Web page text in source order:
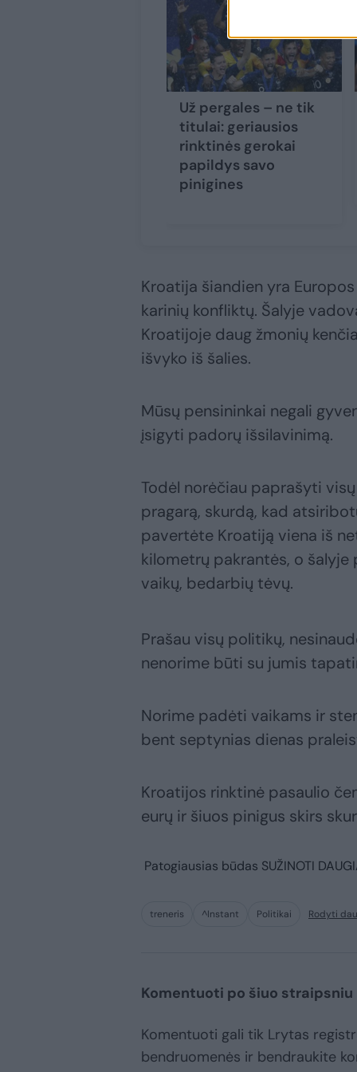
Už pergales – ne tik
titulai: geriausios
rinktinės gerokai
papildys savo
pinigines
Kroatija šiandien yra
karinių konfliktų. Šalyje
Kroatijoje daug žmonių
išvyko iš šalies.
Mūsų pensininkai negali
įsigyti padorų išsilavinimą.
Todėl norėčiau paprašyti
pragarą, skurdą, kad
pavertėte Kroatiją viena iš
kilometrų pakrantės, o šalyje
vaikų, bedarbių tėvų.
Prašau visų politikų,
nenorime būti su jumis
Norime padėti vaikams ir
bent septynias dienas
Kroatijos rinktinė pasaulio
eurų ir šiuos pinigus skirs
Patogiausias būdas SUŽINOTI
treneris ^Instant Politikai Rodyti
Komentuoti po šiuo straipsniu
Komentuoti gali tik Lrytas
bendruomenės ir bendraukite